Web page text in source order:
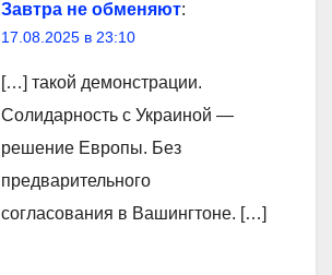
Завтра не обменяют:
17.08.2025 в 23:10
[…] такой демонстрации.
Солидарность с Украиной —
решение Европы. Без
предварительного
согласования в Вашингтоне. […]